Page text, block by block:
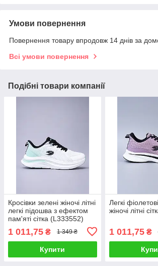
Умови повернення
Повернення товару впродовж 14 днів за
Всі умови повернення
Подібні товари компанії
Кросівки зелені жіночі літні
легкі підошва з ефектом
пам'яті сітка (L333552)
1 011,75 ₴ 1 349 ₴
Купити
Легкі
жіночі літні
1 011,75₴